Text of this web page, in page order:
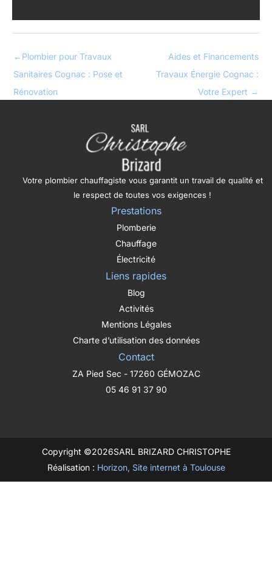
← Plombier pour Travaux
Sanitaires Cognac : Pose et
Rénovation
Aides et Financements
Travaux Énergie Cognac :
Votre Expert →
Votre plombier chauffagiste vous garantit un travail de qualité et
le respect de toutes vos exigences !
Prestations
Plomberie
Chauffage
Électricité
Liens rapides
Blog
Activités
Mentions Légales
Charte d’utilisation des données
Contact
ZA Pied Sec - 17260 GÉMOZAC
05 46 91 37 90
Copyright ©2026SARL BRIZARD CHRISTOPHE
Réalisation : Horizon, Site internet à Toulouse